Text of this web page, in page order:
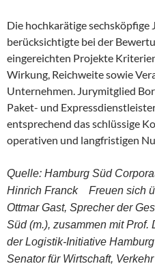
Die hochkarätige sechsköpfige
berücksichtigte bei der
eingereichten Projekte
Wirkung, Reichweite sowie
Unternehmen. Jurymitglied
Paket- und
entsprechend das schlüssige
operativen und langfristigen
Quelle: Hamburg Süd
Hinrich Franck Freuen sich
Ottmar Gast, Sprecher der
Süd (m.), zusammen mit Prof.
der Logistik-Initiative
Senator für Wirtschaft,